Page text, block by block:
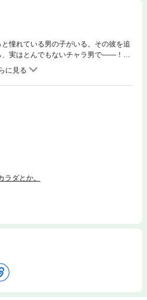
憧れている男の子がいる。その彼を追
、実はとんでもないチャラ男で――！？
園ラブストーリー！
ダとか。